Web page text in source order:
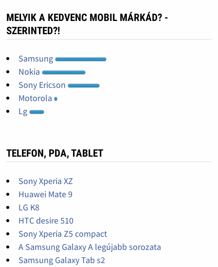
MELYIK A KEDVENC MOBIL MÁRKÁD? -
SZERINTED?!
Samsung
Nokia
Sony Ericson
Motorola
Lg
TELEFON, PDA, TABLET
Sony Xperia XZ
Huawei Mate 9
LG K8
HTC desire 510
Sony Xperia Z5 compact
A Samsung Galaxy A legújabb sorozata
Samsung Galaxy Tab s2